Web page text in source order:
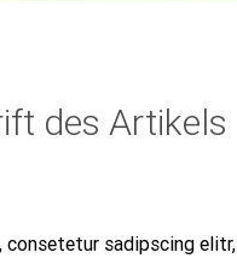
des Artikels
sadipscing elitr,